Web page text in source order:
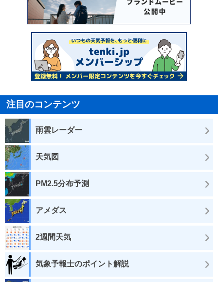
注目のコンテンツ
雨雲レーダー
天気図
PM2.5分布予測
アメダス
2週間天気
気象予報士のポイント解説